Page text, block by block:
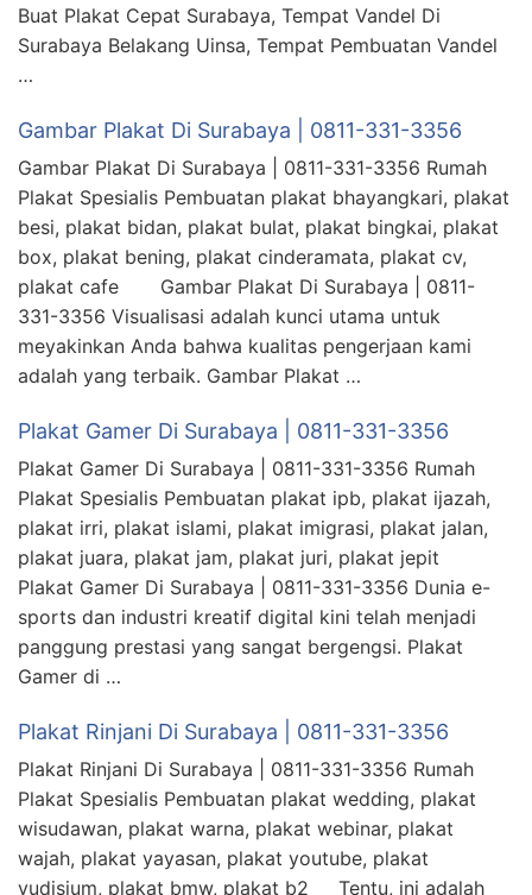
Buat Plakat Cepat Surabaya, Tempat Vandel Di
Surabaya Belakang Uinsa, Tempat Pembuatan Vandel
…
Gambar Plakat Di Surabaya | 0811-331-3356
Gambar Plakat Di Surabaya | 0811-331-3356 Rumah
Plakat Spesialis Pembuatan plakat bhayangkari, plakat
besi, plakat bidan, plakat bulat, plakat bingkai, plakat
box, plakat bening, plakat cinderamata, plakat cv,
plakat cafe Gambar Plakat Di Surabaya | 0811-
331-3356 Visualisasi adalah kunci utama untuk
meyakinkan Anda bahwa kualitas pengerjaan kami
adalah yang terbaik. Gambar Plakat …
Plakat Gamer Di Surabaya | 0811-331-3356
Plakat Gamer Di Surabaya | 0811-331-3356 Rumah
Plakat Spesialis Pembuatan plakat ipb, plakat ijazah,
plakat irri, plakat islami, plakat imigrasi, plakat jalan,
plakat juara, plakat jam, plakat juri, plakat jepit
Plakat Gamer Di Surabaya | 0811-331-3356 Dunia e-
sports dan industri kreatif digital kini telah menjadi
panggung prestasi yang sangat bergengsi. Plakat
Gamer di …
Plakat Rinjani Di Surabaya | 0811-331-3356
Plakat Rinjani Di Surabaya | 0811-331-3356 Rumah
Plakat Spesialis Pembuatan plakat wedding, plakat
wisudawan, plakat warna, plakat webinar, plakat
wajah, plakat yayasan, plakat youtube, plakat
yudisium, plakat bmw, plakat b2 Tentu, ini adalah